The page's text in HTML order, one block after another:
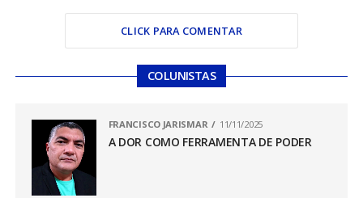
CLICK PARA COMENTAR
COLUNISTAS
FRANCISCO JARISMAR 11/11/2025
A DOR COMO FERRAMENTA DE PODER